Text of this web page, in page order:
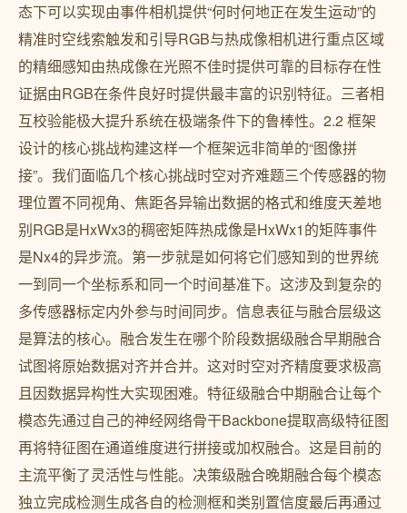
态下可以实现由事件相机提供“何时何地正在发生运动”的
精准时空线索触发和引导RGB与热成像相机进行重点区域
的精细感知由热成像在光照不佳时提供可靠的目标存在性
证据由RGB在条件良好时提供最丰富的识别特征。三者相
互校验能极大提升系统在极端条件下的鲁棒性。2.2 框架
设计的核心挑战构建这样一个框架远非简单的“图像拼
接”。我们面临几个核心挑战时空对齐难题三个传感器的物
理位置不同视角、焦距各异输出数据的格式和维度天差地
别RGB是HxWx3的稠密矩阵热成像是HxWx1的矩阵事件
是Nx4的异步流。第一步就是如何将它们感知到的世界统
一到同一个坐标系和同一个时间基准下。这涉及到复杂的
多传感器标定内外参与时间同步。信息表征与融合层级这
是算法的核心。融合发生在哪个阶段数据级融合早期融合
试图将原始数据对齐并合并。这对时空对齐精度要求极高
且因数据异构性大实现困难。特征级融合中期融合让每个
模态先通过自己的神经网络骨干Backbone提取高级特征图
再将特征图在通道维度进行拼接或加权融合。这是目前的
主流平衡了灵活性与性能。决策级融合晚期融合每个模态
独立完成检测生成各自的检测框和类别置信度最后再通过